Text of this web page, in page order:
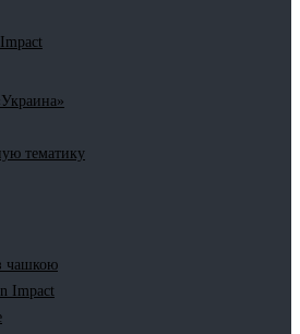
тематику
чашкою
Impact